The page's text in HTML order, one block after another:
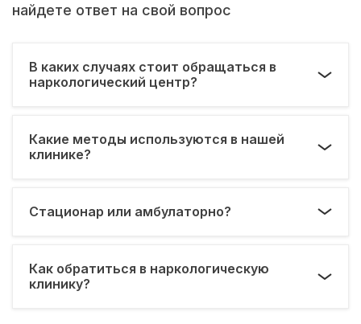
найдете ответ на свой вопрос
В каких случаях стоит обращаться в
наркологический центр?
Какие методы используются в нашей
клинике?
Стационар или амбулаторно?
Как обратиться в наркологическую
клинику?